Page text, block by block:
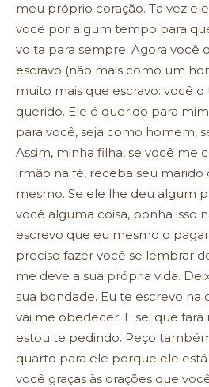
meu próprio coração. Talvez
você por algum tempo para
volta para sempre. Agora você
escravo (não mais como um
muito mais que escravo: você
querido. Ele é querido para
para você, seja como homem,
Assim, minha filha, se você me
irmão na fé, receba seu marido
mesmo. Se ele lhe deu algum
você alguma coisa, ponha isso
escrevo que eu mesmo o
preciso fazer você se lembrar
me deve a sua própria vida.
sua bondade. Eu te escrevo na
vai me obedecer. E sei que
estou te pedindo. Peço
quarto para ele porque ele
você graças às orações que